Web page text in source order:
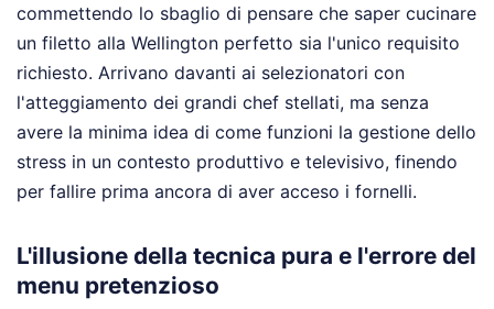
commettendo lo sbaglio di pensare che saper cucinare
un filetto alla Wellington perfetto sia l'unico requisito
richiesto. Arrivano davanti ai selezionatori con
l'atteggiamento dei grandi chef stellati, ma senza
avere la minima idea di come funzioni la gestione dello
stress in un contesto produttivo e televisivo, finendo
per fallire prima ancora di aver acceso i fornelli.
L'illusione della tecnica pura e l'errore del
menu pretenzioso